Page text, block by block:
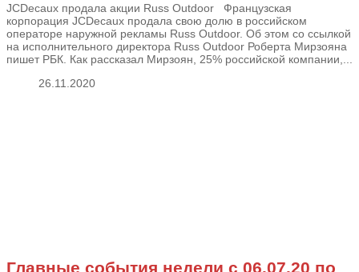
JCDecaux продала акции Russ Outdoor Французская
корпорация JCDecaux продала свою долю в российском
операторе наружной рекламы Russ Outdoor. Об этом со ссылкой
на исполнительного директора Russ Outdoor Роберта Мирзояна
пишет РБК. Как рассказал Мирзоян, 25% российской компании,...
26.11.2020
Главные события недели с 06.07.20 по